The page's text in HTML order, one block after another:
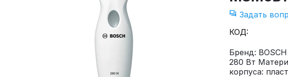
Задать
КОД:
Бренд:
280 Вт
корпуса: